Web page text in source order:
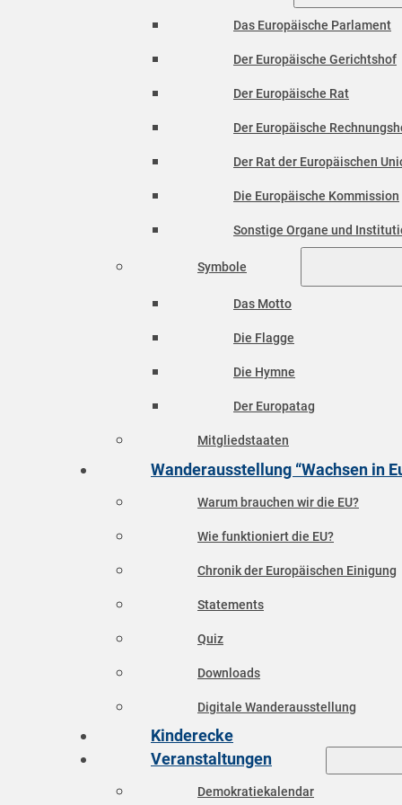
Das Europäische Parlament
Der Europäische Gerichtshof
Der Europäische Rat
Der Europäische
Der Rat der Europäischen
Die Europäische Kommission
Sonstige Organe und
Symbole
Das Motto
Die Flagge
Die Hymne
Der Europatag
Mitgliedstaaten
Wanderausstellung “Wachsen in
Warum brauchen wir die EU?
Wie funktioniert die EU?
Chronik der Europäischen Einigung
Statements
Quiz
Downloads
Digitale Wanderausstellung
Kinderecke
Veranstaltungen
Demokratiekalendar